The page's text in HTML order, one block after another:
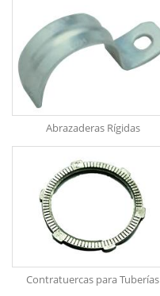
Abrazaderas Rígidas
Contratuercas para Tuberías